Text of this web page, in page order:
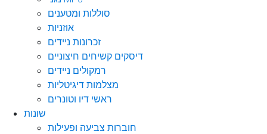
סוללות ומטענים
אוזניות
זכרונות ניידים
דיסקים קשיחים חיצוניים
רמקולים ניידים
מצלמות דיגיטליות
ראשי דיו וטונרים
שונות
חוברות צביעה ופעילות